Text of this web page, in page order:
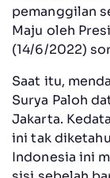
pemanggilan
Maju oleh
(14/6/2022)
Saat itu,
Surya Paloh
Jakarta.
ini tak
Indonesia ini